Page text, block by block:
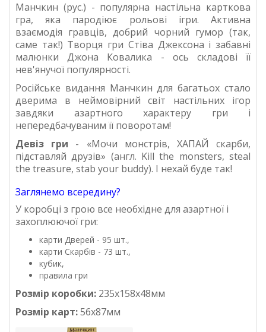
Манчкин (рус.) - популярна настільна карткова
гра, яка пародіює рольові ігри. Активна
взаємодія гравців, добрий чорний гумор (так,
саме так!) Творця гри Стіва Джексона і забавні
малюнки Джона Ковалика - ось складові її
нев'янучої популярності.
Російське видання Манчкин для багатьох стало
дверима в неймовірний світ настільних ігор
завдяки азартного характеру гри і
непередбачуваним її поворотам!
Девіз гри - «Мочи монстрів, ХАПАЙ скарби,
підставляй друзів» (англ. Kill the monsters, steal
the treasure, stab your buddy). І нехай буде так!
Заглянемо всередину?
У коробці з грою все необхідне для азартної і
захоплюючої гри:
карти Дверей - 95 шт.,
карти Скарбів - 73 шт.,
кубик,
правила гри
Розмір коробки: 235х158х48мм
Розмір карт:56х87мм